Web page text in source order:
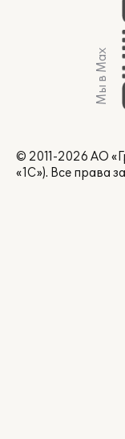
Мы в Max
© 2011-2026 АО
«1С»). Все права